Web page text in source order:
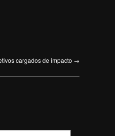
cargados de impacto →